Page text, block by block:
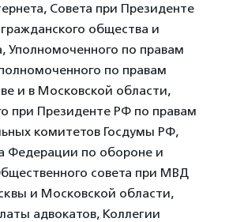
Совета при Президенте
общества и
Уполномоченного по правам
по правам
и в Московской области,
при Президенте РФ по правам
комитетов Госдумы РФ,
Федерации по обороне и
совета при МВД
и Московской области,
адвокатов, Коллегии